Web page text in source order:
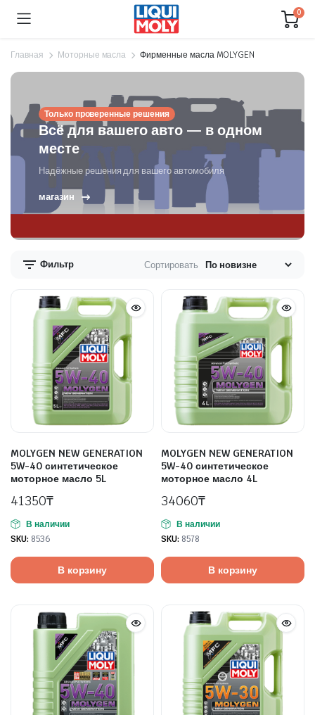
0
Главная Моторные масла Фирменные масла MOLYGEN
Только проверенные решения
Всё для вашего авто — в одном
месте
Надёжные решения для вашего автомобиля
магазин
Фильтр Сортировать
MOLYGEN NEW GENERATION
5W-40 синтетическое
моторное масло 5L
41350₸
В наличии
SKU: 8536
В корзину
MOLYGEN NEW GENERATION
5W-40 синтетическое
моторное масло 4L
34060₸
В наличии
SKU: 8578
В корзину